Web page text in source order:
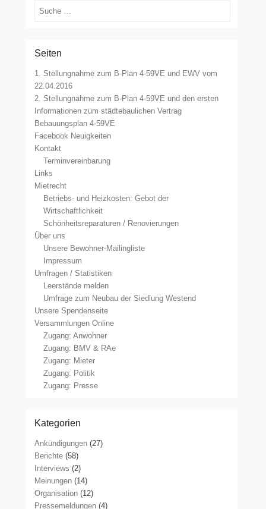
Suchen
Seiten
1. Stellungnahme zum B-Plan 4-59VE und EWV vom
22.04.2016
2. Stellungnahme zum B-Plan 4-59VE und den ersten
Informationen zum städtebaulichen Vertrag
Bebauungsplan 4-59VE
Facebook Neuigkeiten
Kontakt
Terminvereinbarung
Links
Mietrecht
Betriebs- und Heizkosten: Gebot der
Wirtschaftlichkeit
Schönheitsreparaturen / Renovierungen
Über uns
Unsere Bewohner-Mailingliste
Impressum
Umfragen / Statistiken
Leerstände melden
Umfrage zum Neubau der Siedlung Westend
Unsere Spendenseite
Versammlungen Online
Zugang: Anwohner
Zugang: BMV & RAe
Zugang: Mieter
Zugang: Politik
Zugang: Presse
Kategorien
Ankündigungen (27)
Berichte (58)
Interviews (2)
Meinungen (14)
Organisation (12)
Pressemeldungen (4)